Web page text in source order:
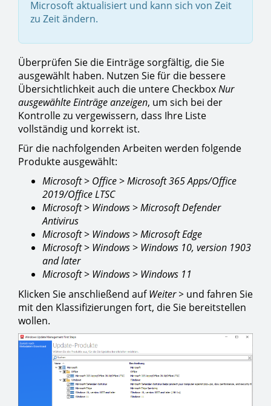
Microsoft aktualisiert und kann sich von Zeit
zu Zeit ändern.
Überprüfen Sie die Einträge sorgfältig, die Sie
ausgewählt haben. Nutzen Sie für die bessere
Übersichtlichkeit auch die untere CheckboxNur
ausgewählte Einträge anzeigen, um sich bei der
Kontrolle zu vergewissern, dass Ihre Liste
vollständig und korrekt ist.
Für die nachfolgenden Arbeiten werden folgende
Produkte ausgewählt:
Microsoft> Office>Microsoft 365 Apps/Office
2019/Office LTSC
Microsoft> Windows>Microsoft Defender
Antivirus
Microsoft> Windows>MicrosoftEdge
Microsoft> Windows> Windows 10, version 1903
and later
Microsoft> Windows> Windows 11
Klicken Sie anschließend aufWeiter > und fahren Sie
mit den Klassifizierungen fort, die Sie bereitstellen
wollen.